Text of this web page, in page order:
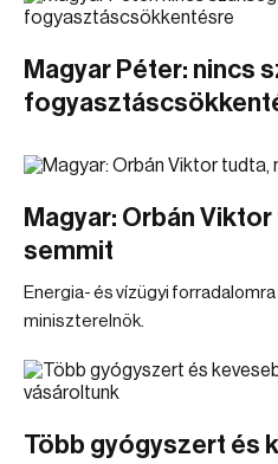
Magyar Péter: nincs
Magyar: Orbán
semmit
Energia- és vízügyi
miniszterelnök.
Több gyógyszert és